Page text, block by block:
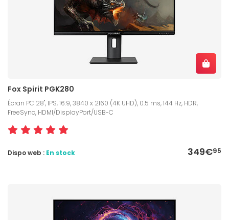
Fox Spirit PGK280
Écran PC 28", IPS, 16:9, 3840 x 2160 (4K UHD), 0.5 ms, 144 Hz, HDR,
FreeSync, HDMI/DisplayPort/USB-C
349€95
Dispo web : En stock